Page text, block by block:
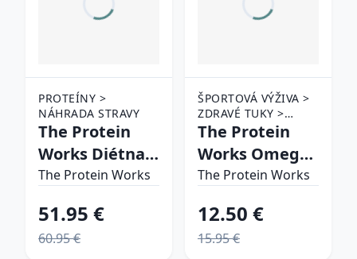
PROTEÍNY >
NÁHRADA STRAVY
The Protein
Works Diétna
náhrada stravy
The Protein Works
51.95 €
60.95 €
ŠPORTOVÁ VÝŽIVA >
ZDRAVÉ TUKY >
OMEGA-3
The Protein
Works Omega
3
The Protein Works
12.50 €
15.95 €